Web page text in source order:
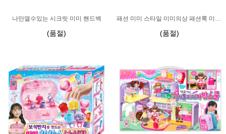
나만열수있는 시크릿 미미 핸드백
(품절)
패션 미미 스타일 미미의상 패션룩 미미드레스
(품절)